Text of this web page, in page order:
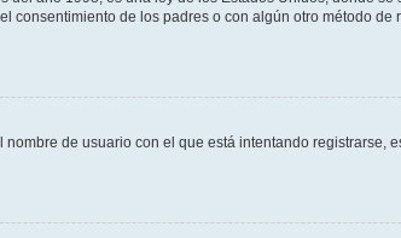
consentimiento de los padres o con algún otro método
de usuario con el que está intentando registrarse,